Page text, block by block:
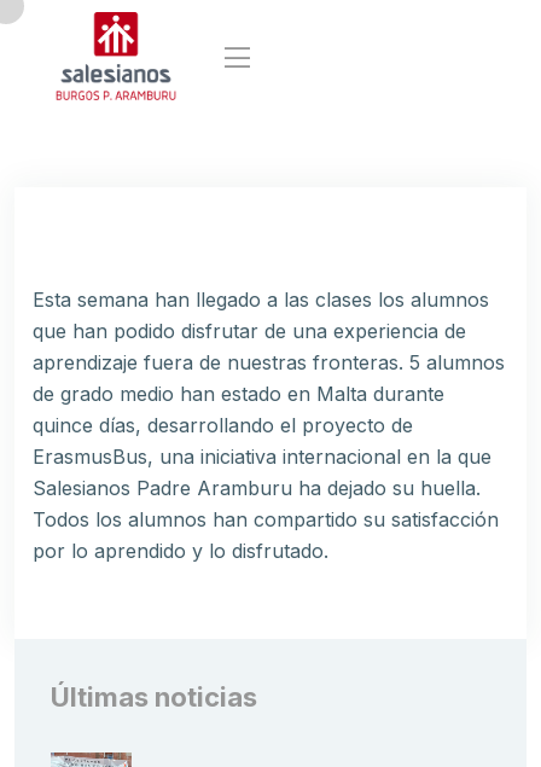
Esta semana han llegado a las clases los alumnos
que han podido disfrutar de una experiencia de
aprendizaje fuera de nuestras fronteras. 5 alumnos
de grado medio han estado en Malta durante
quince días, desarrollando el proyecto de
ErasmusBus, una iniciativa internacional en la que
Salesianos Padre Aramburu ha dejado su huella.
Todos los alumnos han compartido su satisfacción
por lo aprendido y lo disfrutado.
Últimas noticias